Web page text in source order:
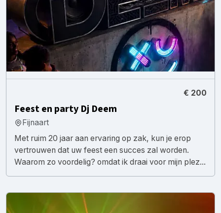
€ 200
Feest en party Dj Deem
Fijnaart
Met ruim 20 jaar aan ervaring op zak, kun je erop
vertrouwen dat uw feest een succes zal worden.
Waarom zo voordelig? omdat ik draai voor mijn plez...